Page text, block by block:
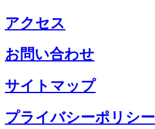
アクセス
お問い合わせ
サイトマップ
プライバシーポリシー